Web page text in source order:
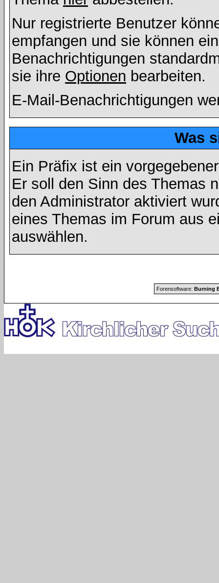
Nur registrierte Benutzer
empfangen und sie können
Benachrichtigungen
sie ihre Optionen bearbeiten.
E-Mail-Benachrichtigungen
Was
Ein Präfix ist ein
Er soll den Sinn des Themas
den Administrator aktiviert
eines Themas im Forum aus
auswählen.
Forensoftware: Burning